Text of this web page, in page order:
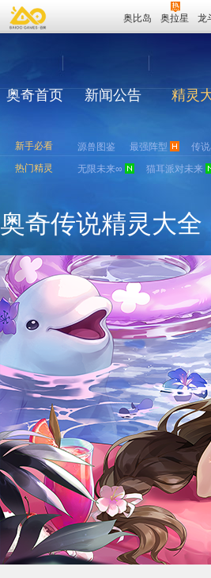
奥比岛 奥拉星 龙
奥奇首页 新闻公告 精灵
新手必看 源兽图鉴 最强阵型 传
热门精灵
无限未来∞ 猫耳派对未来
奥奇传说精灵大全